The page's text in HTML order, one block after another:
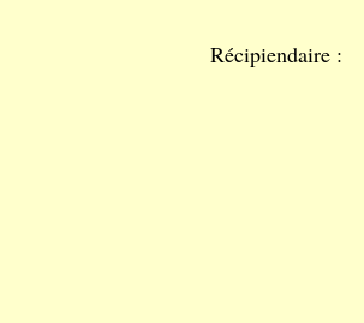
Récipiendaire :